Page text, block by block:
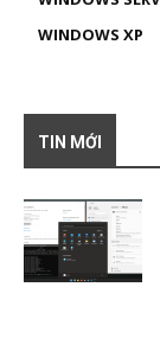
WINDOWS XP
TIN MỚI